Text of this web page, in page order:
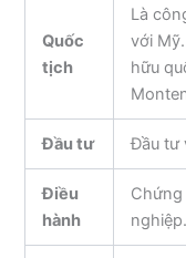
Quốc
tịch
Là
với Mỹ.
hữu
Đầu tư Đầu tư
Điều
hành
nghiệp.